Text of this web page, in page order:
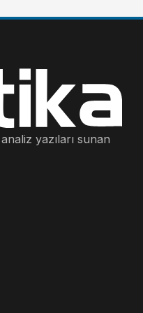
yazıları sunan